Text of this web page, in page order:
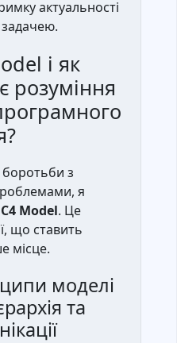
актуальності
і як
розуміння
боротьби з
я
C4 Model. Це
що ставить
місце.
моделі
та